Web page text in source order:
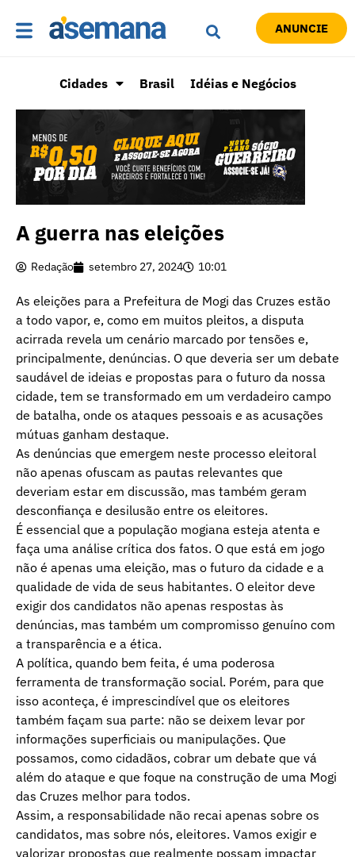
ANUNCIE
Cidades Brasil Idéias e Negócios
A guerra nas eleições
Redação setembro 27, 2024 10:01
As eleições para a Prefeitura de Mogi das Cruzes estão
a todo vapor, e, como em muitos pleitos, a disputa
acirrada revela um cenário marcado por tensões e,
principalmente, denúncias. O que deveria ser um debate
saudável de ideias e propostas para o futuro da nossa
cidade, tem se transformado em um verdadeiro campo
de batalha, onde os ataques pessoais e as acusações
mútuas ganham destaque.
As denúncias que emergem neste processo eleitoral
não apenas ofuscam as pautas relevantes que
deveriam estar em discussão, mas também geram
desconfiança e desilusão entre os eleitores.
É essencial que a população mogiana esteja atenta e
faça uma análise crítica dos fatos. O que está em jogo
não é apenas uma eleição, mas o futuro da cidade e a
qualidade de vida de seus habitantes. O eleitor deve
exigir dos candidatos não apenas respostas às
denúncias, mas também um compromisso genuíno com
a transparência e a ética.
A política, quando bem feita, é uma poderosa
ferramenta de transformação social. Porém, para que
isso aconteça, é imprescindível que os eleitores
também façam sua parte: não se deixem levar por
informações superficiais ou manipulações. Que
possamos, como cidadãos, cobrar um debate que vá
além do ataque e que foque na construção de uma Mogi
das Cruzes melhor para todos.
Assim, a responsabilidade não recai apenas sobre os
candidatos, mas sobre nós, eleitores. Vamos exigir e
valorizar propostas que realmente possam impactar